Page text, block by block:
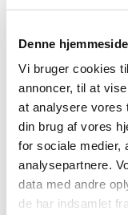
Denne
Vi bruger cookies
annoncer, til at
at analysere vores
din brug af vores
for sociale medier,
analysepartnere.
data med andre
de har indsamlet
2024 (26)
November (1)
October (2)
September (1)
August (3)
July (1)
June (2)
April (2)
March (1)